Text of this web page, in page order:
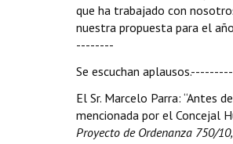
que ha trabajado con
nuestra propuesta para el
--------
Se escuchan
El Sr. Marcelo Parra: “Antes
mencionada por el Concejal
Proyecto de Ordenanza 750/